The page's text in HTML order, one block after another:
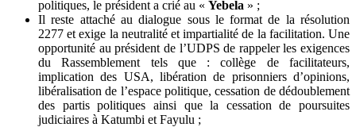
politiques, le président a crié au « Yebela » ;
Il reste attaché au dialogue sous le format de la résolution
2277 et exige la neutralité et impartialité de la facilitation. Une
opportunité au président de l’UDPS de rappeler les exigences
du Rassemblement tels que : collège de facilitateurs,
implication des USA, libération de prisonniers d’opinions,
libéralisation de l’espace politique, cessation de dédoublement
des partis politiques ainsi que la cessation de poursuites
judiciaires à Katumbi et Fayulu ;